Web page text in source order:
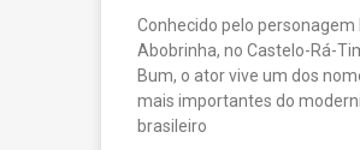
Conhecido pelo personagem
Abobrinha, no Castelo-Rá-
Bum, o ator vive um dos
mais importantes do
brasileiro